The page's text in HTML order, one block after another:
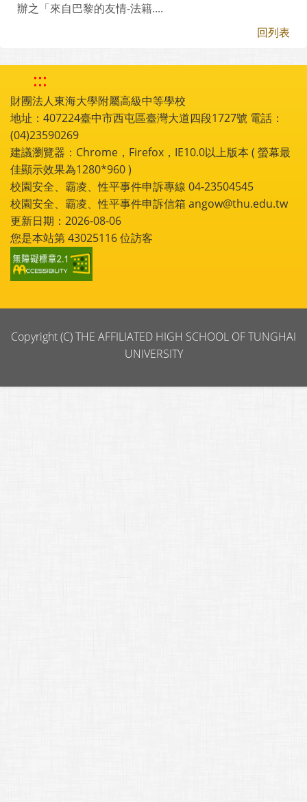
辦之「來自巴黎的友情-法籍....
回列表
:::
財團法人東海大學附屬高級中等學校
地址：407224臺中市西屯區臺灣大道四段1727號 電話：
(04)23590269
建議瀏覽器：Chrome，Firefox，IE10.0以上版本 ( 螢幕最
佳顯示效果為1280*960 )
校園安全、霸凌、性平事件申訴專線 04-23504545
校園安全、霸凌、性平事件申訴信箱 angow@thu.edu.tw
更新日期：2026-08-06
您是本站第43025116位訪客
Copyright (C) THE AFFILIATED HIGH SCHOOL OF TUNGHAI
UNIVERSITY